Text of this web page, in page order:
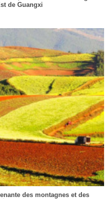
de Guangxi
des montagnes et des